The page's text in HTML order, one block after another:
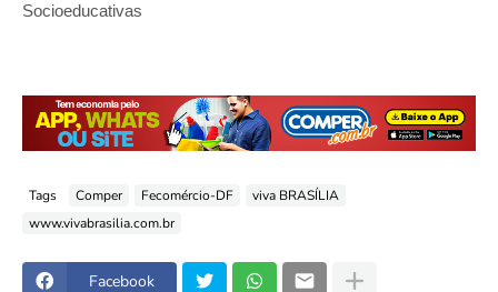
Socioeducativas
Tags Comper Fecomércio-DF
viva BRASÍLIA
www.vivabrasilia.com.br
Facebook